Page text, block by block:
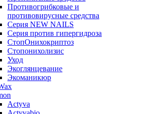
Противогрибковые и
противовирусные средства
Серия NEW NAILS
Серия против гипергидроза
СтопОнихокриптоз
Стопонихолизис
Уход
Экоглянцевание
Экоманикюр
Actyva